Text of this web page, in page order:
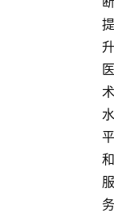
提
升
医
术
水
平
和
服
务